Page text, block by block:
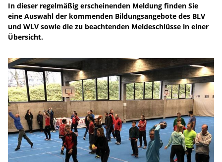
In dieser regelmäßig erscheinenden Meldung finden Sie
eine Auswahl der kommenden Bildungsangebote des BLV
und WLV sowie die zu beachtenden Meldeschlüsse in einer
Übersicht.